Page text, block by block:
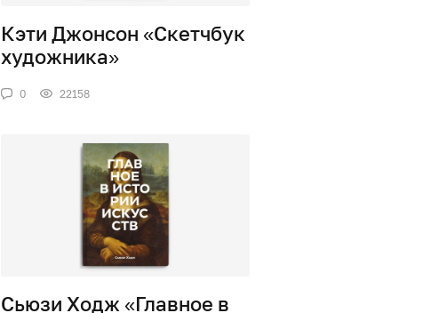
Кэти Джонсон «Скетчбук
художника»
0 22158
Сьюзи Ходж «Главное в